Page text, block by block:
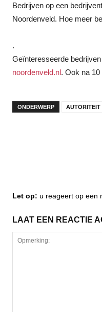
Bedrijven op een
Noordenveld. Hoe meer
.
Geïnteresseerde
noordenveld.nl. Ook na
ONDERWERP AUTORITEIT
Let op: u reageert op een
LAAT EEN REACTIE